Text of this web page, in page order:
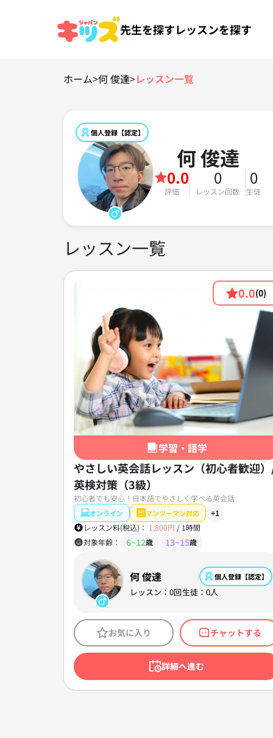
先生を探すレッスンを探す
ホーム>何 俊達>レッスン一覧
個人登録【認定】
何 俊達
0.0
評価
0
レッスン回数
0
生徒
レッスン一覧
0.0(0)
学習・語学
やさしい英会話レッスン（初心者歓迎
英検対策（3級）
初心者でも安心！日本語でやさしく学べる英会話
オンライン マンツーマン対応
+1
レッスン料(税込)： 1,800円 / 1時間
対象年齢：
6~12歳 13~15歳
何 俊達 個人登録【認定】
レッスン：0回生徒：0人
お気に入り チャットする
詳細へ進む